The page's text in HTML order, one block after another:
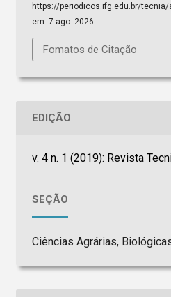
https://periodicos.ifg.edu.br/
em: 7 ago. 2026.
Fomatos de Citação
EDIÇÃO
v. 4 n. 1 (2019): Revista
SEÇÃO
Ciências Agrárias,